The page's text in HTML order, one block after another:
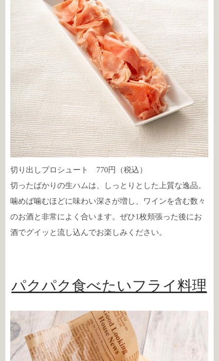
切り出しプロシュート 770円（税込）
切ったばかりの生ハムは、しっとりとした上質な逸品。
噛めば噛むほどに味わい深さが増し、ワインを含む数々
のお酒と非常によく合います。ぜひ1枚頬張った後にお
酒でグイッと流し込んでお楽しみください。
パクパク食べたいフライ料理